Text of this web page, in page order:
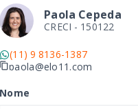
Paola Cepeda
CRECI - 150122
(11) 9 8136-1387
paola@elo11.com
Nome